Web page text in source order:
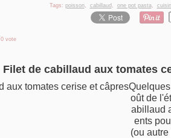
Tags: poisson, cabillaud , one pot pasta,
0 vote
Filet de cabillaud aux tomates
oût de
abillaud
ents
(ou